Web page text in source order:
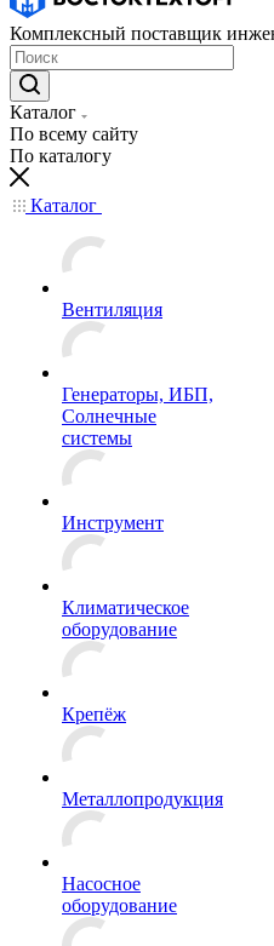
Комплексный поставщик
Каталог
По всему сайту
По каталогу
Каталог
Вентиляция
Генераторы, ИБП,
Солнечные
системы
Инструмент
Климатическое
оборудование
Крепёж
Металлопродукция
Насосное
оборудование